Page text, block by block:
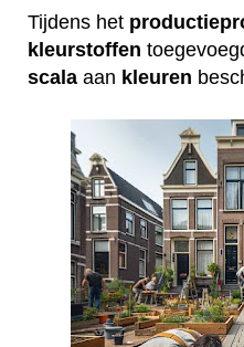
Tijdens het
kleurstoffen
scala aan kleuren